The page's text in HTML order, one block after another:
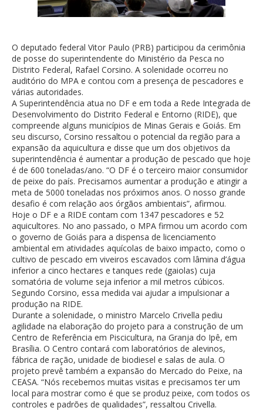
O deputado federal Vitor Paulo (PRB) participou da cerimônia
de posse do superintendente do Ministério da Pesca no
Distrito Federal, Rafael Corsino. A solenidade ocorreu no
auditório do MPA e contou com a presença de pescadores e
várias autoridades.
A Superintendência atua no DF e em toda a Rede Integrada de
Desenvolvimento do Distrito Federal e Entorno (RIDE), que
compreende alguns municípios de Minas Gerais e Goiás. Em
seu discurso, Corsino ressaltou o potencial da região para a
expansão da aquicultura e disse que um dos objetivos da
superintendência é aumentar a produção de pescado que hoje
é de 600 toneladas/ano. “O DF é o terceiro maior consumidor
de peixe do país. Precisamos aumentar a produção e atingir a
meta de 5000 toneladas nos próximos anos. O nosso grande
desafio é com relação aos órgãos ambientais”, afirmou.
Hoje o DF e a RIDE contam com 1347 pescadores e 52
aquicultores. No ano passado, o MPA firmou um acordo com
o governo de Goiás para a dispensa de licenciamento
ambiental em atividades aquícolas de baixo impacto, como o
cultivo de pescado em viveiros escavados com lâmina d’água
inferior a cinco hectares e tanques rede (gaiolas) cuja
somatória de volume seja inferior a mil metros cúbicos.
Segundo Corsino, essa medida vai ajudar a impulsionar a
produção na RIDE.
Durante a solenidade, o ministro Marcelo Crivella pediu
agilidade na elaboração do projeto para a construção de um
Centro de Referência em Piscicultura, na Granja do Ipê, em
Brasília. O Centro contará com laboratórios de alevinos,
fábrica de ração, unidade de biodiesel e salas de aula. O
projeto prevê também a expansão do Mercado do Peixe, na
CEASA. “Nós recebemos muitas visitas e precisamos ter um
local para mostrar como é que se produz peixe, com todos os
controles e padrões de qualidades”, ressaltou Crivella.